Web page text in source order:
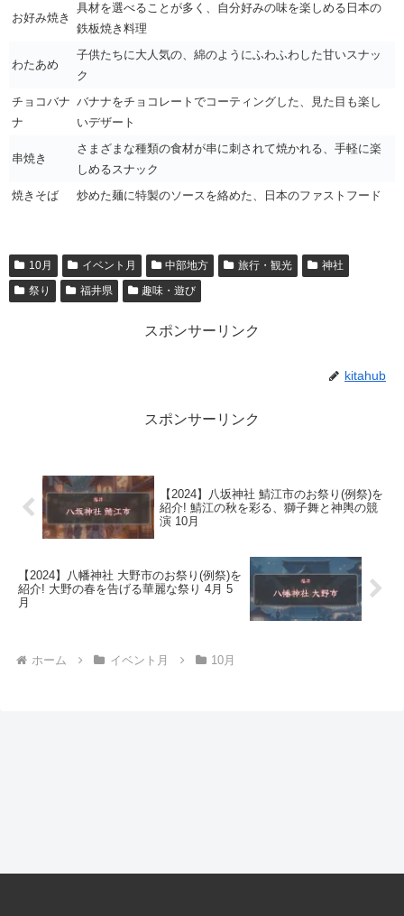
お好み焼き
具材を選べることが多く、自分好みの味を楽しめる日本の
鉄板焼き料理
わたあめ
子供たちに大人気の、綿のようにふわふわした甘いスナッ
ク
チョコバナ
ナ
バナナをチョコレートでコーティングした、見た目も楽し
いデザート
串焼き
さまざまな種類の食材が串に刺されて焼かれる、手軽に楽
しめるスナック
焼きそば
炒めた麺に特製のソースを絡めた、日本のファストフード
10月 イベント月 中部地方 旅行・観光
神社
祭り
福井県 趣味・遊び
スポンサーリンク
kitahub
スポンサーリンク
【2024】八坂神社 鯖江市のお祭り(例祭)を
紹介! 鯖江の秋を彩る、獅子舞と神輿の競
演 10月
【2024】八幡神社 大野市のお祭り(例祭)を
紹介! 大野の春を告げる華麗な祭り 4月 5
月
ホーム イベント月 10月